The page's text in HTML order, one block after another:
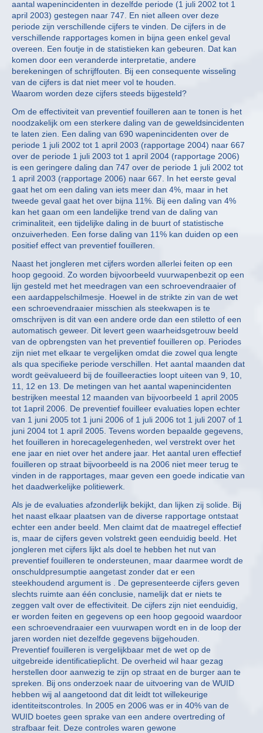
aantal wapenincidenten in dezelfde periode (1 juli 2002 tot 1
april 2003) gestegen naar 747. En niet alleen over deze
periode zijn verschillende cijfers te vinden. De cijfers in de
verschillende rapportages komen in bijna geen enkel geval
overeen. Een foutje in de statistieken kan gebeuren. Dat kan
komen door een veranderde interpretatie, andere
berekeningen of schrijffouten. Bij een consequente wisseling
van de cijfers is dat niet meer vol te houden.
Waarom worden deze cijfers steeds bijgesteld?
Om de effectiviteit van preventief fouilleren aan te tonen is het
noodzakelijk om een sterkere daling van de geweldsincidenten
te laten zien. Een daling van 690 wapenincidenten over de
periode 1 juli 2002 tot 1 april 2003 (rapportage 2004) naar 667
over de periode 1 juli 2003 tot 1 april 2004 (rapportage 2006)
is een geringere daling dan 747 over de periode 1 juli 2002 tot
1 april 2003 (rapportage 2006) naar 667. In het eerste geval
gaat het om een daling van iets meer dan 4%, maar in het
tweede geval gaat het over bijna 11%. Bij een daling van 4%
kan het gaan om een landelijke trend van de daling van
criminaliteit, een tijdelijke daling in de buurt of statistische
onzuiverheden. Een forse daling van 11% kan duiden op een
positief effect van preventief fouilleren.
Naast het jongleren met cijfers worden allerlei feiten op een
hoop gegooid. Zo worden bijvoorbeeld vuurwapenbezit op een
lijn gesteld met het meedragen van een schroevendraaier of
een aardappelschilmesje. Hoewel in de strikte zin van de wet
een schroevendraaier misschien als steekwapen is te
omschrijven is dit van een andere orde dan een stiletto of een
automatisch geweer. Dit levert geen waarheidsgetrouw beeld
van de opbrengsten van het preventief fouilleren op. Periodes
zijn niet met elkaar te vergelijken omdat die zowel qua lengte
als qua specifieke periode verschillen. Het aantal maanden dat
wordt geëvalueerd bij de fouilleeracties loopt uiteen van 9, 10,
11, 12 en 13. De metingen van het aantal wapenincidenten
bestrijken meestal 12 maanden van bijvoorbeeld 1 april 2005
tot 1april 2006. De preventief fouilleer evaluaties lopen echter
van 1 juni 2005 tot 1 juni 2006 of 1 juli 2006 tot 1 juli 2007 of 1
juni 2004 tot 1 april 2005. Tevens worden bepaalde gegevens,
het fouilleren in horecagelegenheden, wel verstrekt over het
ene jaar en niet over het andere jaar. Het aantal uren effectief
fouilleren op straat bijvoorbeeld is na 2006 niet meer terug te
vinden in de rapportages, maar geven een goede indicatie van
het daadwerkelijke politiewerk.
Als je de evaluaties afzonderlijk bekijkt, dan lijken zij solide. Bij
het naast elkaar plaatsen van de diverse rapportage ontstaat
echter een ander beeld. Men claimt dat de maatregel effectief
is, maar de cijfers geven volstrekt geen eenduidig beeld. Het
jongleren met cijfers lijkt als doel te hebben het nut van
preventief fouilleren te ondersteunen, maar daarmee wordt de
onschuldpresumptie aangetast zonder dat er een
steekhoudend argument is . De gepresenteerde cijfers geven
slechts ruimte aan één conclusie, namelijk dat er niets te
zeggen valt over de effectiviteit. De cijfers zijn niet eenduidig,
er worden feiten en gegevens op een hoop gegooid waardoor
een schroevendraaier een vuurwapen wordt en in de loop der
jaren worden niet dezelfde gegevens bijgehouden.
Preventief fouilleren is vergelijkbaar met de wet op de
uitgebreide identificatieplicht. De overheid wil haar gezag
herstellen door aanwezig te zijn op straat en de burger aan te
spreken. Bij ons onderzoek naar de uitvoering van de WUID
hebben wij al aangetoond dat dit leidt tot willekeurige
identiteitscontroles. In 2005 en 2006 was er in 40% van de
WUID boetes geen sprake van een andere overtreding of
strafbaar feit. Deze controles waren gewone